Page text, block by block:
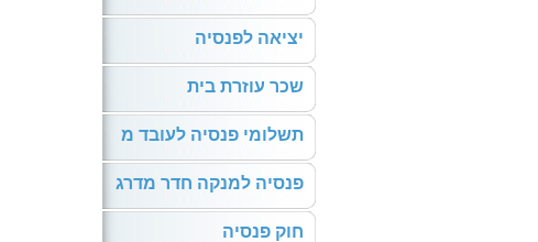
יציאה לפנסיה
שכר עוזרת בית
תשלומי פנסיה לעובד מ
פנסיה למנקה חדר מדרג
חוק פנסיה